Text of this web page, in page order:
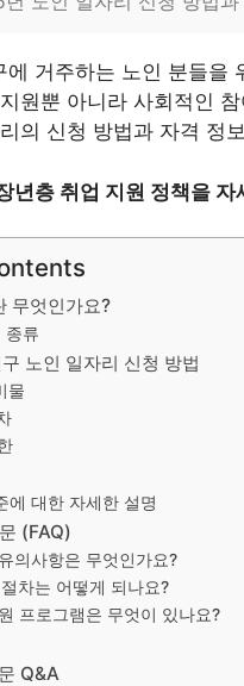
거주하는 노인 분들을
원뿐 아니라 사회적인
의 신청 방법과 자격 정
년층 취업 지원 정책을 자
무엇인가요?
종류
노인 일자리 신청 방법
물
에 대한 자세한 설명
(FAQ)
의사항은 무엇인가요?
차는 어떻게 되나요?
프로그램은 무엇이 있나요?
Q&A